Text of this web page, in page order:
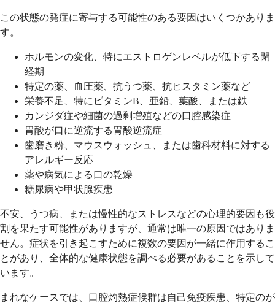
この状態の発症に寄与する可能性のある要因はいくつかありま
す。
ホルモンの変化、特にエストロゲンレベルが低下する閉
経期
特定の薬、血圧薬、抗うつ薬、抗ヒスタミン薬など
栄養不足、特にビタミンB、亜鉛、葉酸、または鉄
カンジダ症や細菌の過剰増殖などの口腔感染症
胃酸が口に逆流する胃酸逆流症
歯磨き粉、マウスウォッシュ、または歯科材料に対する
アレルギー反応
薬や病気による口の乾燥
糖尿病や甲状腺疾患
不安、うつ病、または慢性的なストレスなどの心理的要因も役
割を果たす可能性がありますが、通常は唯一の原因ではありま
せん。症状を引き起こすために複数の要因が一緒に作用するこ
とがあり、全体的な健康状態を調べる必要があることを示して
います。
まれなケースでは、口腔灼熱症候群は自己免疫疾患、特定のが